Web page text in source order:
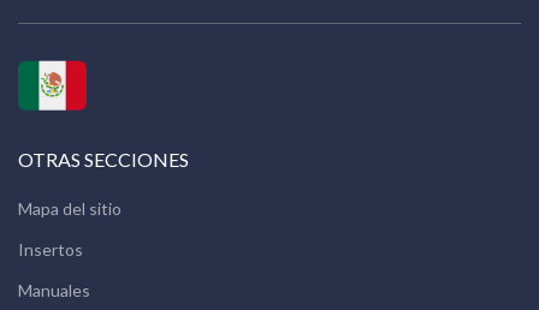
OTRAS SECCIONES
Mapa del sitio
Insertos
Manuales